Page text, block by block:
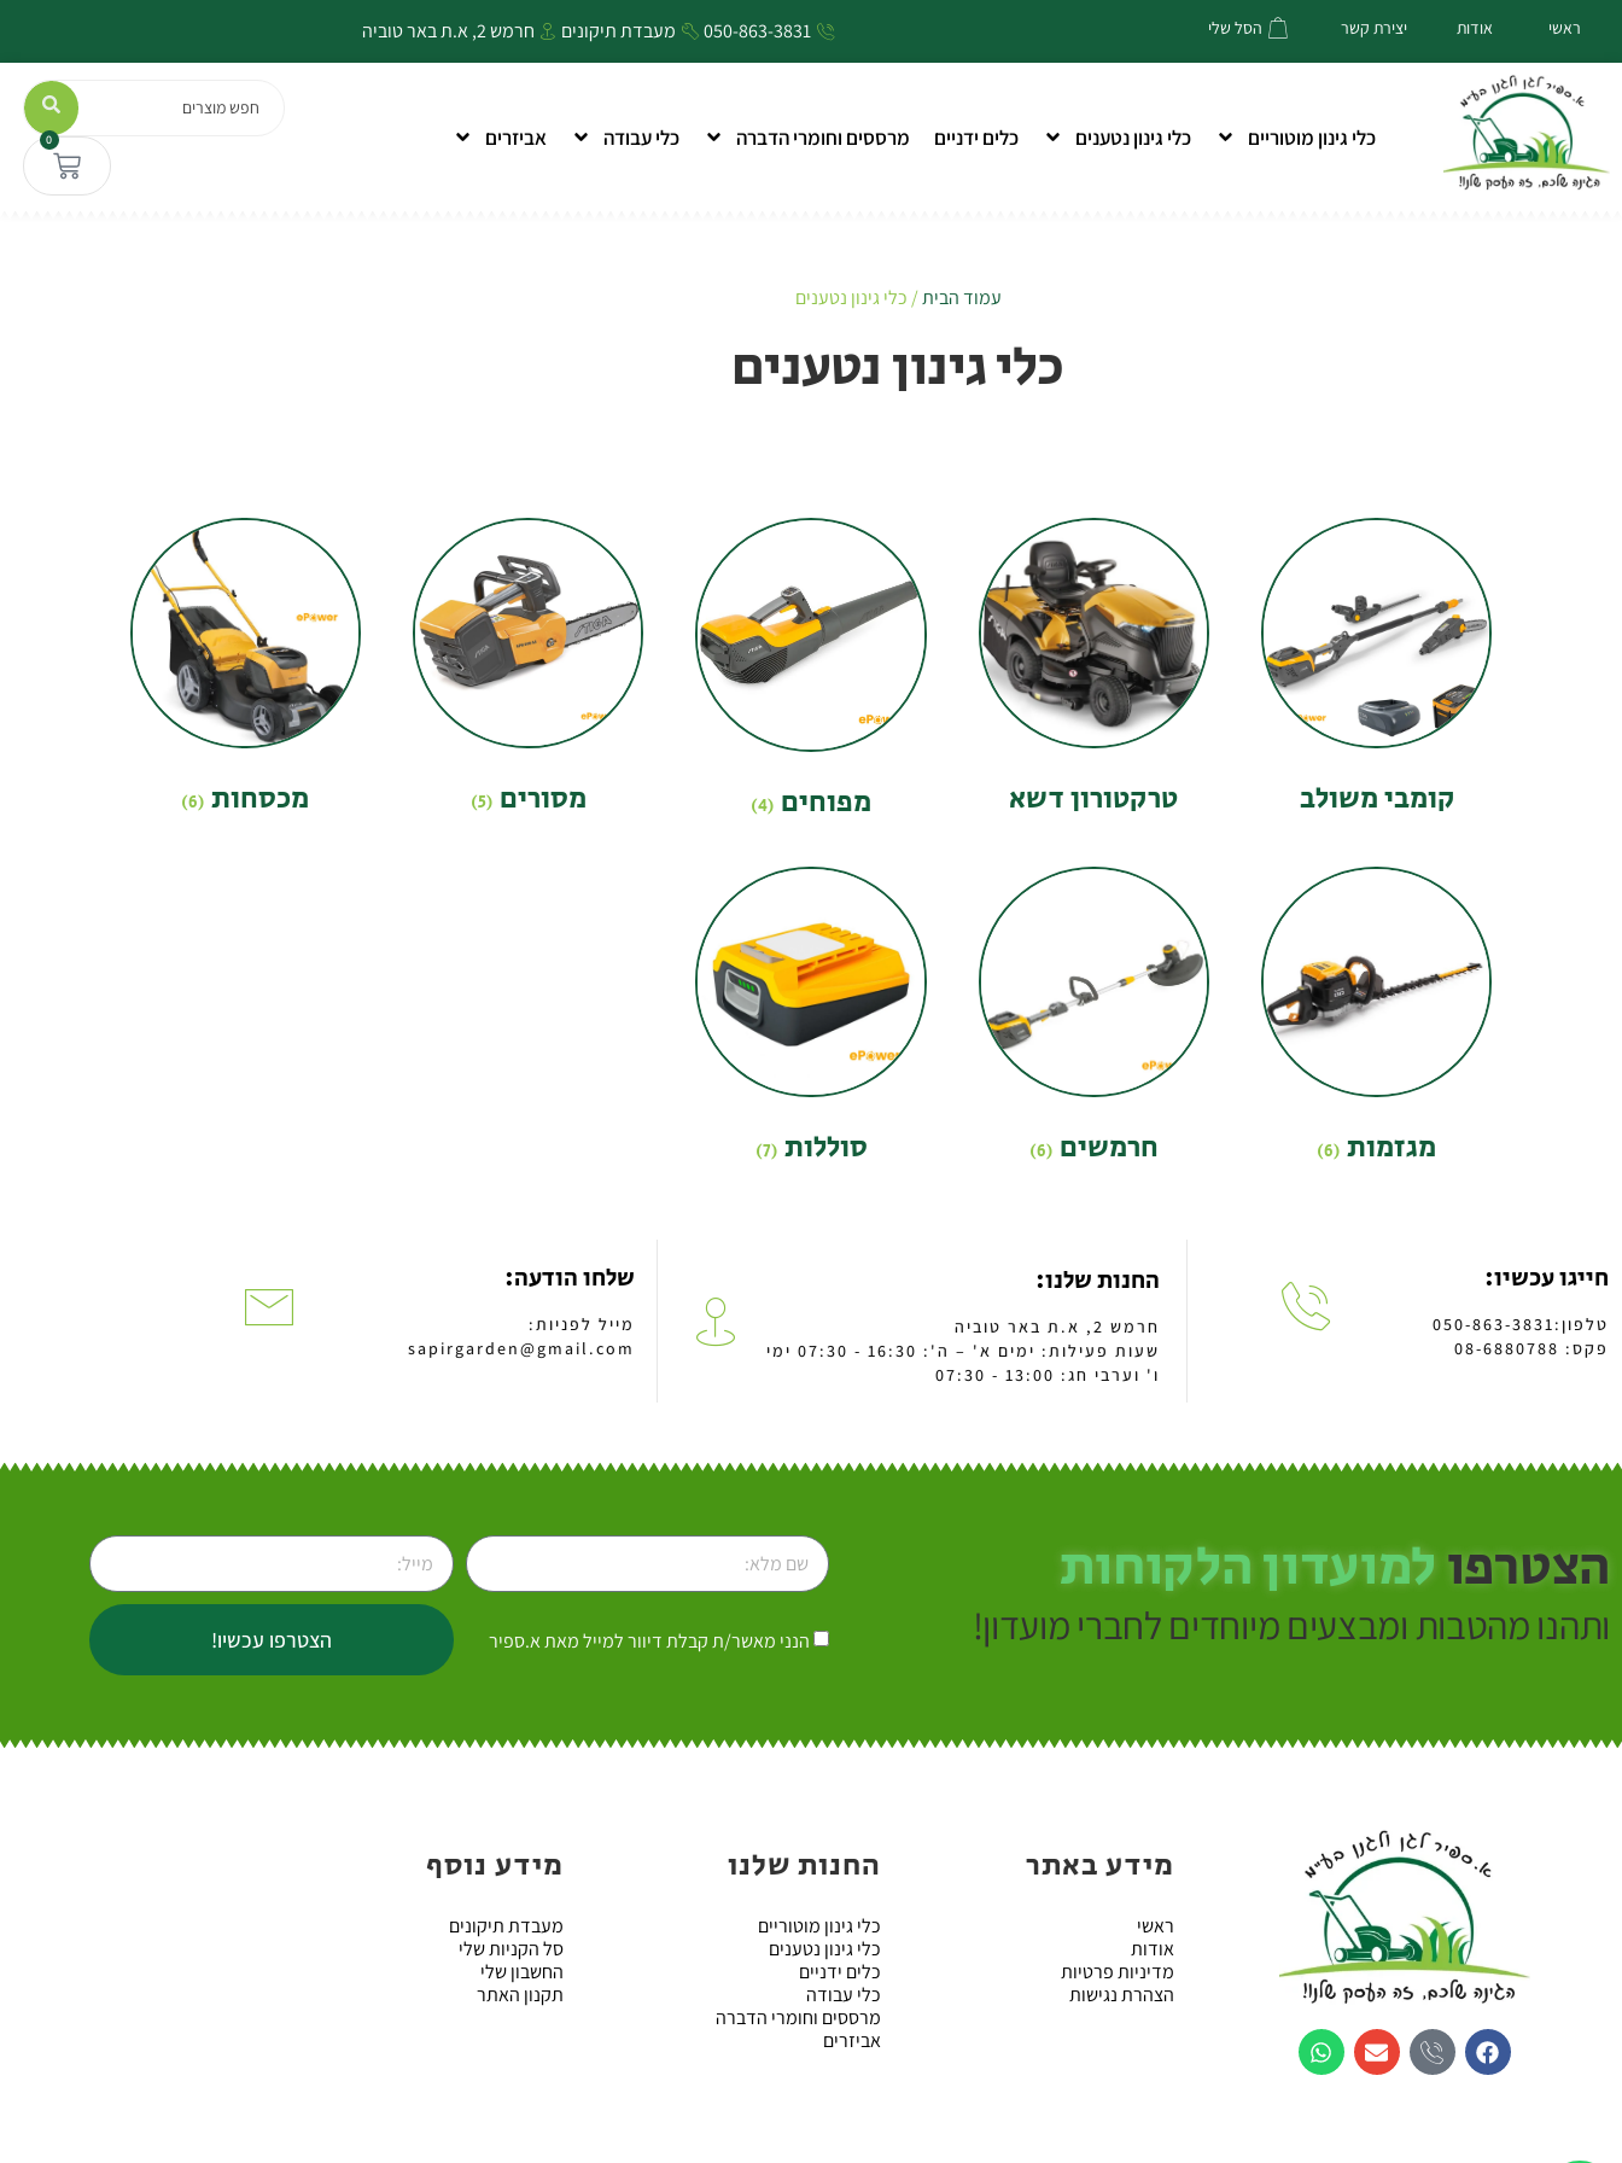
ראשי אודות יצירת קשר הסל שלי 050-863-3831 מעבדת תיקונים חרמש 2, א.ת באר טוביה
כלי גינון מוטוריים כלי גינון נטענים כלים ידניים מרססים וחומרי הדברה כלי עבודה אביזרים 0
עמוד הבית/ כלי גינון נטענים
כלי גינון נטענים
קומבי משולב טרקטורון דשא מפוחים (4) מסורים (5) מכסחות (6)
מגזמות (6) חרמשים (6) סוללות (7)
חייגו עכשיו:
טלפון:050-863-3831
פקס: 08-6880788
החנות שלנו:
חרמש 2, א.ת באר טוביה
שעות פעילות: ימים א' – ה': 16:30 - 07:30 ימי
ו' וערבי חג: 13:00 - 07:30
שלחו הודעה:
מייל לפניות:
sapirgarden@gmail.com
הצטרפולמועדון הלקוחות
ותהנו מהטבות ומבצעים מיוחדים לחברי מועדון! הנני מאשר/ת קבלת דיוור למייל מאת א.ספיר הצטרפו עכשיו!
מידע באתר
ראשי
אודות
מדיניות פרטיות
הצהרת נגישות
החנות שלנו
כלי גינון מוטוריים
כלי גינון נטענים
כלים ידניים
כלי עבודה
מרססים וחומרי הדברה
אביזרים
מידע נוסף
מעבדת תיקונים
סל הקניות שלי
החשבון שלי
תקנון האתר